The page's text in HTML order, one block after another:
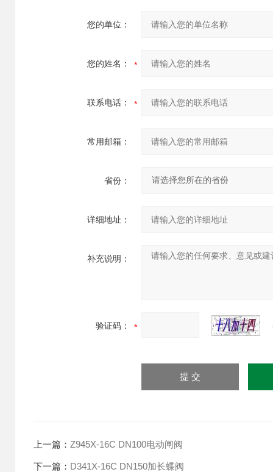
您的单位：
您的姓名：
联系电话：
常用邮箱：
省份：
详细地址：
补充说明：
验证码：
上一篇： Z945X-16C DN100电动闸阀
下一篇： D341X-16C DN150加长蝶阀